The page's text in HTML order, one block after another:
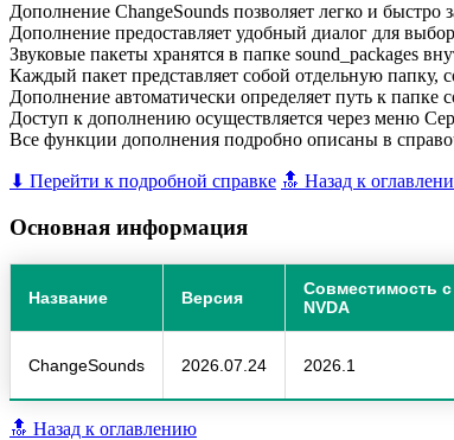
Дополнение ChangeSounds позволяет легко и быстро
Дополнение предоставляет удобный диалог для
Звуковые пакеты хранятся в папке sound_packages
Каждый пакет представляет собой отдельную
Дополнение автоматически определяет путь к
Доступ к дополнению осуществляется через меню
Все функции дополнения подробно описаны в
⬇ Перейти к подробной справке 🔝 Назад к
Основная информация
Название Версия
Совместимость с
NVDA
ChangeSounds 2026.07.24 2026.1
🔝 Назад к оглавлению